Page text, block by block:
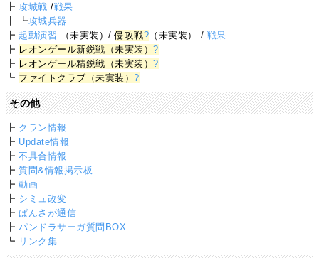
┣攻城戦 /戦果
┃ ┗攻城兵器
┣ 起動演習 （未実装）/侵攻戦? （未実装） / 戦果
┣ レオンゲール新鋭戦（未実装）?
┣ レオンゲール精鋭戦（未実装）?
┗ ファイトクラブ（未実装）?
その他
┣ クラン情報
┣ Update情報
┣不具合情報
┣質問&情報掲示板
┣動画
┣ シミュ改変
┣ぱんさが通信
┣パンドラサーガ質問BOX
┗ リンク集